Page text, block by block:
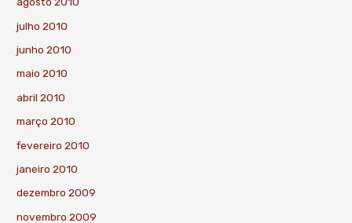
julho 2010
junho 2010
maio 2010
abril 2010
março 2010
fevereiro 2010
janeiro 2010
dezembro 2009
novembro 2009